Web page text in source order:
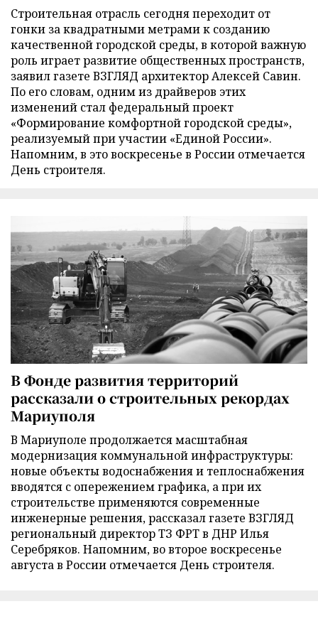
Строительная отрасль сегодня переходит от
гонки за квадратными метрами к созданию
качественной городской среды, в которой важную
роль играет развитие общественных пространств,
заявил газете ВЗГЛЯД архитектор Алексей Савин.
По его словам, одним из драйверов этих
изменений стал федеральный проект
«Формирование комфортной городской среды»,
реализуемый при участии «Единой России».
Напомним, в это воскресенье в России отмечается
День строителя.
В Фонде развития территорий
рассказали о строительных рекордах
Мариуполя
В Мариуполе продолжается масштабная
модернизация коммунальной инфраструктуры:
новые объекты водоснабжения и теплоснабжения
вводятся с опережением графика, а при их
строительстве применяются современные
инженерные решения, рассказал газете ВЗГЛЯД
региональный директор ТЗ ФРТ в ДНР Илья
Серебряков. Напомним, во второе воскресенье
августа в России отмечается День строителя.